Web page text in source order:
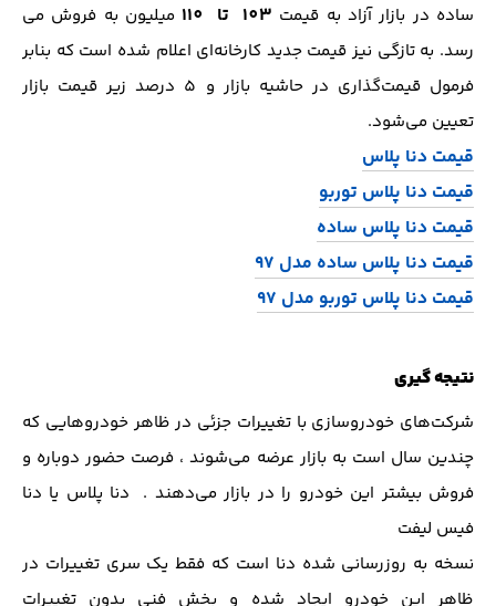
ساده در بازار آزاد به قیمت 103 تا 110
میلیون به فروش می
رسد. به تازگی نیز قیمت جدید کارخانه‌ای اعلام شده است که بنابر
فرمول قیمت‌گذاری در حاشیه بازار و 5 درصد زیر قیمت بازار
تعیین می‌شود.
قیمت دنا پلاس
قیمت دنا پلاس توربو
قیمت دنا پلاس ساده
قیمت دنا پلاس ساده مدل 97
قیمت دنا پلاس توربو مدل 97
نتیجه گیری
شرکت‌های خودروسازی با تغییرات جزئی در ظاهر خودروهایی که
چندین سال است به بازار عرضه می‌شوند ، فرصت حضور دوباره و
فروش بیشتر این خودرو را در بازار می‌دهند . دنا پلاس یا دنا
فیس لیفت
نسخه به روزرسانی شده دنا است که فقط یک سری تغییرات در
ظاهر این خودرو ایجاد شده و بخش فنی بدون تغییرات